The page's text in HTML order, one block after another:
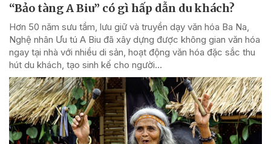
“Bảo tàng A Biu” có gì hấp dẫn du khách?
Hơn 50 năm sưu tầm, lưu giữ và truyền dạy văn hóa Ba Na,
Nghệ nhân Ưu tú A Biu đã xây dựng được không gian văn hóa
ngay tại nhà với nhiều di sản, hoạt động văn hóa đặc sắc thu
hút du khách, tạo sinh kế cho người...